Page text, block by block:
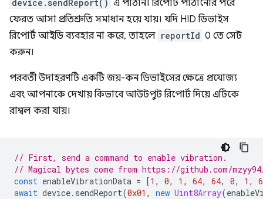
device.sendReport() এ পাঠান। রিপোর্ট পাঠানোর পরে
ফেরত আসা প্রতিশ্রুতি সমাধান হয়ে যায়। যদি HID ডিভাইস
রিপোর্ট আইডি ব্যবহার না করে, তাহলে reportId 0 তে সেট
করুন।
পরবর্তী উদাহরণটি একটি জয়-কন ডিভাইসের ক্ষেত্রে প্রযোজ্য
এবং আপনাকে দেখায় কিভাবে আউটপুট রিপোর্ট দিয়ে এটিকে
রাম্বল করা যায়।
// First, send a command to enable vibration.
// Magical bytes come from https://github.com/
const enableVibrationData = [1 , 0, 1 , 64, 64, 0, 1 ,
await device. sendReport(0x01 , new Uint8Array(